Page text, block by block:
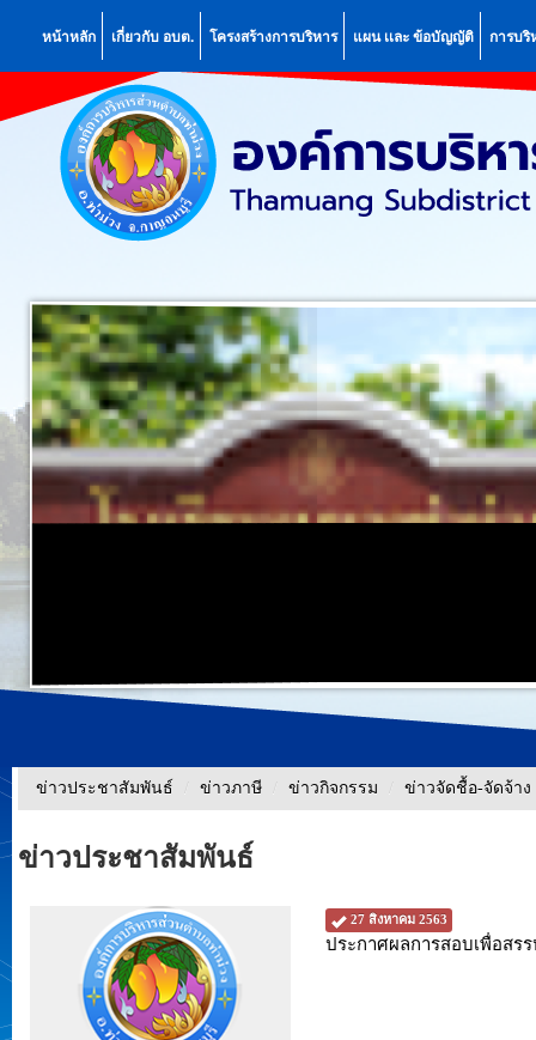
หน้าหลัก เกี่ยวกับ อบต. โครงสร้างการบริหาร แผน เเละ ข้อบัญญัติ การบริ
ข่าวประชาสัมพันธ์ / ข่าวภาษี / ข่าวกิจกรรม / ข่าวจัดชื้อ-จัดจ้า
ข่าวประชาสัมพันธ์
27 สิงหาคม 2563
ประกาศผลการสอบเพื่อสร